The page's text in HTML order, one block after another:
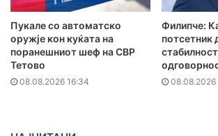
Пукале со автоматско
оружје кон куќата на
поранешниот шеф на СВР
Тетово
08.08.2026 16:34
Филипче:
потсетник
08.08.2026